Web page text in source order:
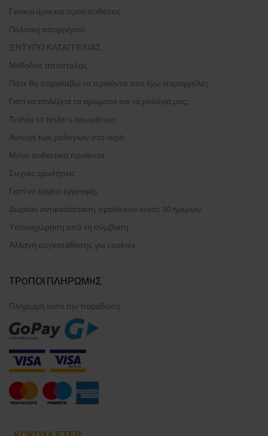
Γενικοί όροι και προϋποθέσεις
Πολιτική απορρήτου
ΈΝΤΥΠΟ ΚΑΤΑΓΓΕΛΊΑΣ
Μέθοδος αποστολής
Πότε θα παραλάβω τα προϊόντα που έχω παραγγείλει;
Γιατί να επιλέξετε τα αρώματα και τα ρολόγια μας;
Τι είναι τα testers αρωμάτων;
Αντοχή των ρολογιών στο νερό
Μόνο αυθεντικά προϊόντα
Συχνές ερωτήσεις
Γιατί να κάνετε εγγραφή;
Δωρεάν αντικατάσταση προϊόντων εντός 30 ημερών
Υπαναχώρηση από τη σύμβαση
Αλλαγή συγκατάθεσης για cookies
ΤΡOΠΟΙ ΠΛΗΡΩΜHΣ
Πληρωμή κατά την παράδοση